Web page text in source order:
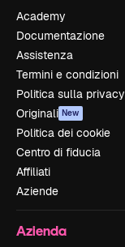
Academy
Documentazione
Assistenza
Termini e condizioni
Politica sulla privacy
Originali New
Politica dei cookie
Centro di fiducia
Affiliati
Aziende
Azienda